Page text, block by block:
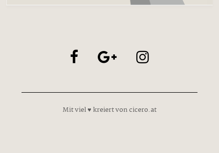
Mit viel ♥ kreiert von cicero.at